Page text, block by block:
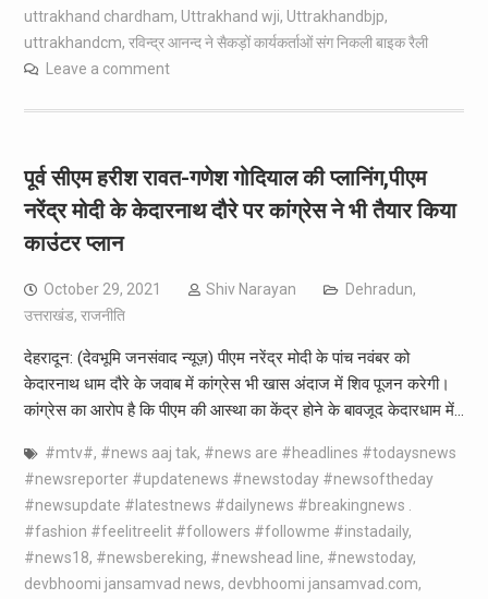
uttrakhand chardham, Uttrakhand wji, Uttrakhandbjp,
uttrakhandcm, रविन्द्र आनन्द ने सैकड़ों कार्यकर्ताओं संग निकली बाइक रैली
Leave a comment
पूर्व सीएम हरीश रावत-गणेश गोदियाल की प्लानिंग,पीएम
नरेंद्र मोदी के केदारनाथ दौरे पर कांग्रेस ने भी तैयार किया
काउंटर प्लान
October 29, 2021 Shiv Narayan Dehradun,
उत्तराखंड, राजनीति
देहरादून: (देवभूमि जनसंवाद न्यूज़) पीएम नरेंद्र मोदी के पांच नवंबर को
केदारनाथ धाम दौरे के जवाब में कांग्रेस भी खास अंदाज में शिव पूजन करेगी।
कांग्रेस का आरोप है कि पीएम की आस्था का केंद्र होने के बावजूद केदारधाम में…
#mtv#, #news aaj tak, #news are #headlines #todaysnews
#newsreporter #updatenews #newstoday #newsoftheday
#newsupdate #latestnews #dailynews #breakingnews .
#fashion #feelitreelit #followers #followme #instadaily,
#news18, #newsbereking, #newshead line, #newstoday,
devbhoomi jansamvad news, devbhoomi jansamvad.com,